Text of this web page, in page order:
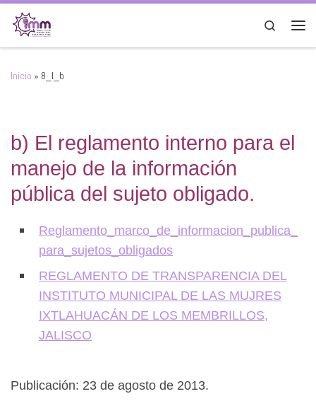
Saltar al contenido
Search
Inicio » 8_I_b
b) El reglamento interno para el
manejo de la información
pública del sujeto obligado.
Reglamento_marco_de_informacion_publica_
para_sujetos_obligados
REGLAMENTO DE TRANSPARENCIA DEL
INSTITUTO MUNICIPAL DE LAS MUJRES
IXTLAHUACÁN DE LOS MEMBRILLOS,
JALISCO
Publicación: 23 de agosto de 2013.